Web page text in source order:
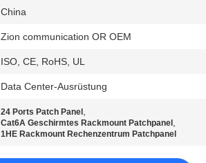
China
Zion communication OR OEM
ISO, CE, RoHS, UL
Data Center-Ausrüstung
24 Ports Patch Panel ,
Cat6A Geschirmtes Rackmount Patchpanel ,
1HE Rackmount Rechenzentrum Patchpanel